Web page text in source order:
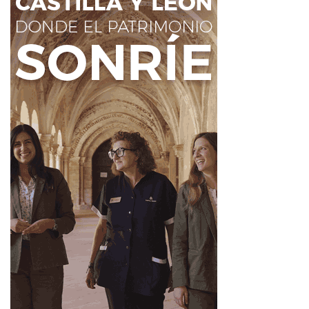
Hora: 18:00 horas.
Duración 15 minutos.
Participantes: Pau Vilella y Carolina Shan Campillo,
medalla de bronce en los últimos Juegos Olímpicos de la
juventud, acompañados de varios patinadores del equipo
nacional de patinaje.
7 de diciembre
Exhibición de patinaje artístico.
Hora: 16:30 y 18:30
Duración 15 minutos.